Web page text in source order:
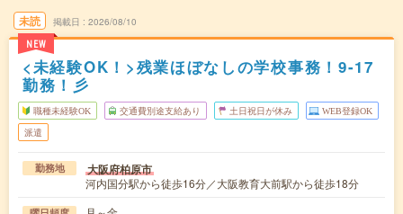
未読
NEW
掲載日 2026/08/10
<未経験OK！>残業ほぼなしの学校事務！9-17
勤務！彡
職種未経験OK 交通費別途支給あり 土日祝日が休み WEB登録OK
派遣
勤務地 大阪府柏原市
河内国分駅から徒歩16分／大阪教育大前駅から徒歩18分